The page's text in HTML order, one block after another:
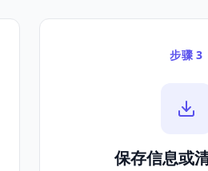
步骤 3
保存信息或